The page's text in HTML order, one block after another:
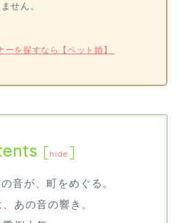
ません。
ーを探すなら【ペット婚】
[hide ]
音が、町をめぐる。
あの音の響き。